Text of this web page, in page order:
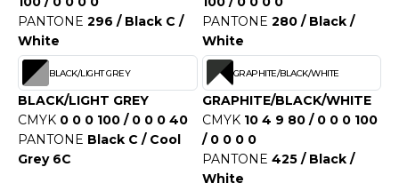
SHIRT
SHIRT
COOL
HOODS
T'S
PANTONE 296 / Black C /
White
PANTONE 280 / Black /
White
BLACK/LIGHT GREY
BLACK/LIGHT GREY
CMYK 0 0 0 100 / 0 0 0 40
PANTONE Black C / Cool
Grey 6C
GRAPHITE/BLACK/WHITE
GRAPHITE/BLACK/WHITE
CMYK 10 4 9 80 / 0 0 0 100
/ 0 0 0 0
PANTONE 425 / Black /
White